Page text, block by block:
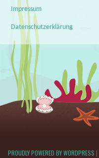
Impressum
Datenschutzerklärung
PROUDLY POWERED BY WORDPRESS |